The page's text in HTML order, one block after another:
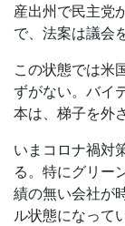
産出州で民主党
で、法案は議会
この状態では米
ずがない。バイ
本は、梯子を外
いまコロナ禍対
る。特にグリー
績の無い会社が
ル状態になって